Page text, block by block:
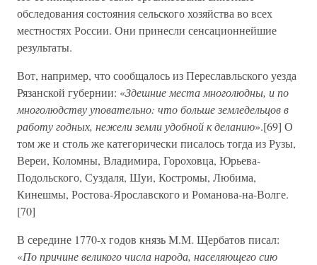
обследования состояния сельского хозяйства во всех
местностях России. Они принесли сенсационнейшие
результаты.
Вот, например, что сообщалось из Переславльского уезда
Рязанской губернии: «Здешние места многолюдны, и по
многолюдству уповательно: что больше земледельцов в
работу годных, нежели земли удобной к деланию».[69] О
том же и столь же категорически писалось тогда из Рузы,
Вереи, Коломны, Владимира, Гороховца, Юрьева-
Подольского, Суздаля, Шуи, Костромы, Любима,
Кинешмы, Ростова-Ярославского и Романова-на-Волге.
[70]
В середине 1770-х годов князь М.М. Щербатов писал:
«По причине великого числа народа, населяющего сию